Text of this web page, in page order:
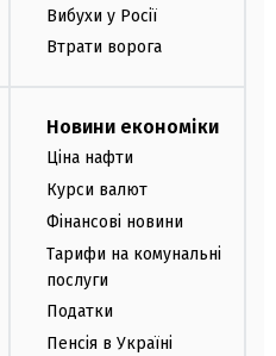
Вибухи у Росії
Втрати ворога
Новини економіки
Ціна нафти
Курси валют
Фінансові новини
Тарифи на комунальні
послуги
Податки
Пенсія в Україні